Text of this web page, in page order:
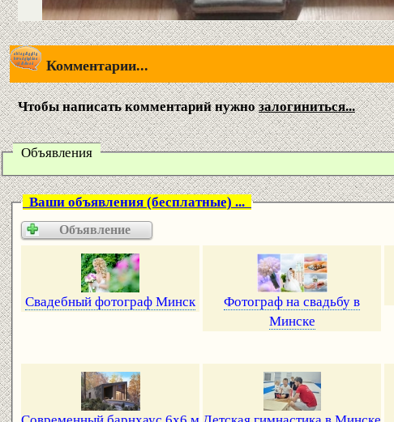
Комментарии...
Чтобы написать комментарий нужно залогиниться...
Объявления
Ваши объявления (бесплатные) ...
Объявление
Свадебный фотограф Минск
Фотограф на свадьбу в
Минске